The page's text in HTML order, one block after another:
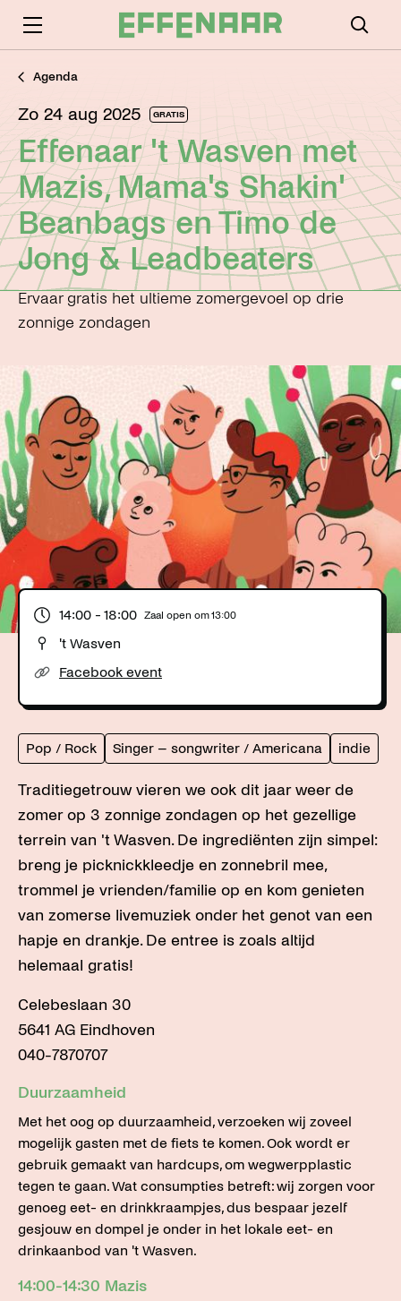
Agenda
zo 24 aug 2025 GRATIS
Effenaar 't Wasven met
Mazis, Mama's Shakin'
Beanbags en Timo de
Jong & Leadbeaters
Ervaar gratis het ultieme zomergevoel op drie
zonnige zondagen
14:00 - 18:00 Zaal open om13:00
't Wasven
Facebook event
Pop / Rock Singer – songwriter / Americana indie
Traditiegetrouw vieren we ook dit jaar weer de
zomer op 3 zonnige zondagen op het gezellige
terrein van 't Wasven. De ingrediënten zijn simpel:
breng je picknickkleedje en zonnebril mee,
trommel je vrienden/familie op en kom genieten
van zomerse livemuziek onder het genot van een
hapje en drankje. De entree is zoals altijd
helemaal gratis!
Celebeslaan 30
5641 AG Eindhoven
040-7870707
Duurzaamheid
Met het oog op duurzaamheid, verzoeken wij zoveel
mogelijk gasten met de fiets te komen. Ook wordt er
gebruik gemaakt van hardcups, om wegwerpplastic
tegen te gaan. Wat consumpties betreft: wij zorgen voor
genoeg eet- en drinkkraampjes, dus bespaar jezelf
gesjouw en dompel je onder in het lokale eet- en
drinkaanbod van 't Wasven.
14:00-14:30 Mazis